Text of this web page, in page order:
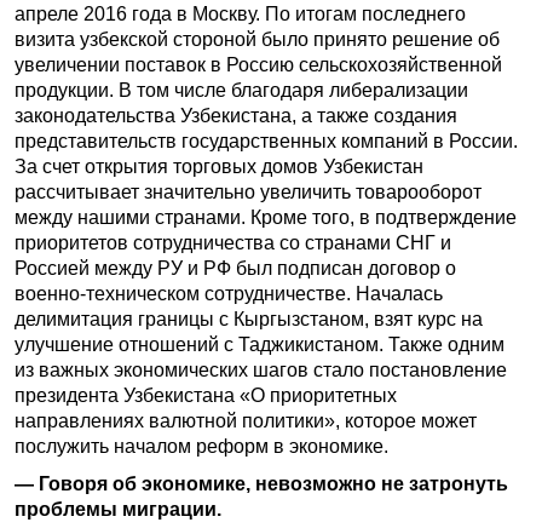
апреле 2016 года в Москву. По итогам последнего
визита узбекской стороной было принято решение об
увеличении поставок в Россию сельскохозяйственной
продукции. В том числе благодаря либерализации
законодательства Узбекистана, а также создания
представительств государственных компаний в России.
За счет открытия торговых домов Узбекистан
рассчитывает значительно увеличить товарооборот
между нашими странами. Кроме того, в подтверждение
приоритетов сотрудничества со странами СНГ и
Россией между РУ и РФ был подписан договор о
военно-техническом сотрудничестве. Началась
делимитация границы с Кыргызстаном, взят курс на
улучшение отношений с Таджикистаном. Также одним
из важных экономических шагов стало постановление
президента Узбекистана «О приоритетных
направлениях валютной политики», которое может
послужить началом реформ в экономике.
— Говоря об экономике, невозможно не затронуть
проблемы миграции.